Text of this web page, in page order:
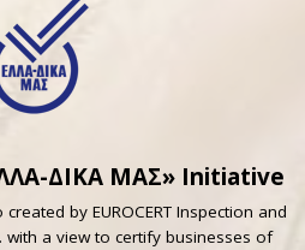
ΔΙΚΑ ΜΑΣ» Initiative
by EUROCERT Inspection and
with a view to certify businesses of